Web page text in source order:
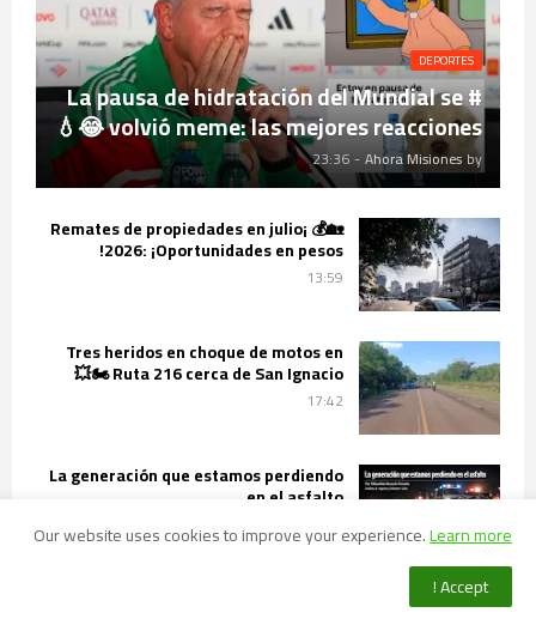
DEPORTES
# La pausa de hidratación del Mundial se
volvió meme: las mejores reacciones 😂💧
by
Ahora Misiones
-
23:36
🏡💰 ¡Remates de propiedades en julio
2026: ¡Oportunidades en pesos!
13:59
Tres heridos en choque de motos en
Ruta 216 cerca de San Ignacio 🏍️💥
17:42
La generación que estamos perdiendo
en el asfalto.
Our website uses cookies to improve your experience.Learn more
Accept !